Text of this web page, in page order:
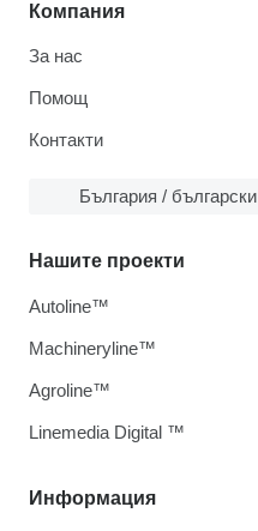
Компания
За нас
Помощ
Контакти
България / български
Информация
Нашите проекти
Autoline™
Machineryline™
Agroline™
Linemedia Digital ™